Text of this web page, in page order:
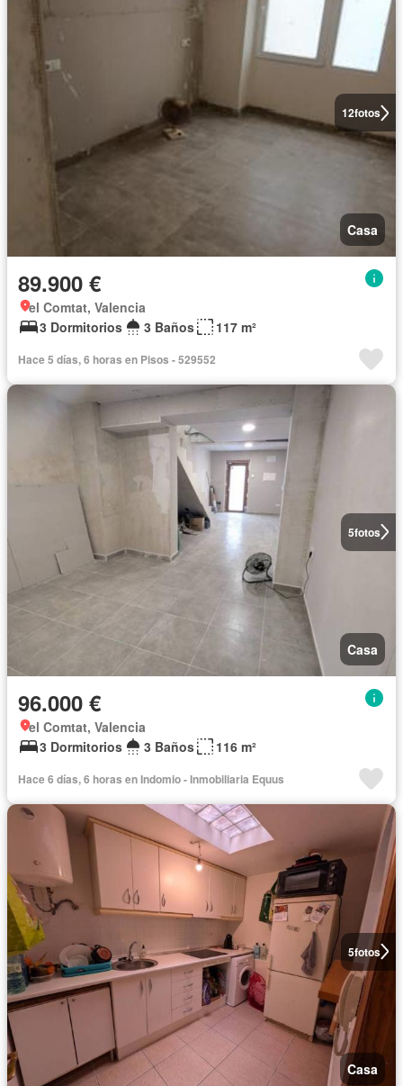
12fotos
Casa
89.900 €
el Comtat, Valencia
3 Dormitorios
3 Baños 117 m²
Hace 5 días, 6 horas en Pisos - 529552
5fotos
Casa
96.000 €
el Comtat, Valencia
3 Dormitorios
3 Baños 116 m²
Hace 6 días, 6 horas en Indomio - Inmobiliaria Equus
5fotos
Casa